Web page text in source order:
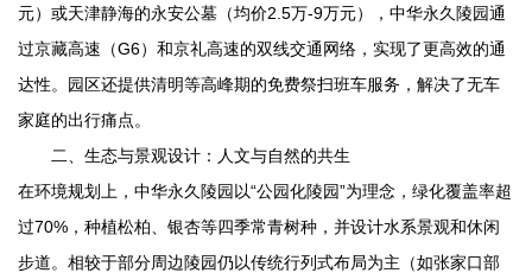
元）或天津静海的永安公墓（均价2.5万-9万元）， 中华永久陵园通
过京藏高速（G6）和京礼高速的双线交通网络，实现了更高效的通
达性。园区还提供清明等高峰期的免费祭扫班车服务，解决了无车
家庭的出行痛点。
二、生态与景观设计：人文与自然的共生
在环境规划上， 中华永久陵园 以“公园化陵园”为理念，绿化覆盖率超
过70%，种植松柏、银杏等四季常青树种，并设计水系景观和休闲
步道。相较于部分周边陵园仍以传统行列式布局为主（如张家口部